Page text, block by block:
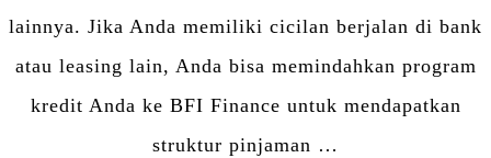
lainnya. Jika Anda memiliki cicilan berjalan di bank
atau leasing lain, Anda bisa memindahkan program
kredit Anda ke BFI Finance untuk mendapatkan
struktur pinjaman …